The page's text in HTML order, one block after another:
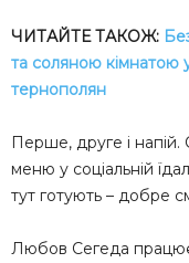
ЧИТАЙТЕ ТАКОЖ:
та соляною кімнатою
тернополян
Перше, друге і
меню у соціальній
тут готують – добре
Любов Сегеда працює